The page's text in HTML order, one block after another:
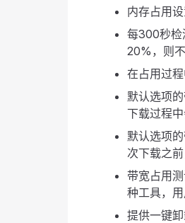
内存占用
每300秒检
20%，则不
在占用过
默认选项
下载过程
默认选项
次下载之
带宽占用
种工具，
提供一键